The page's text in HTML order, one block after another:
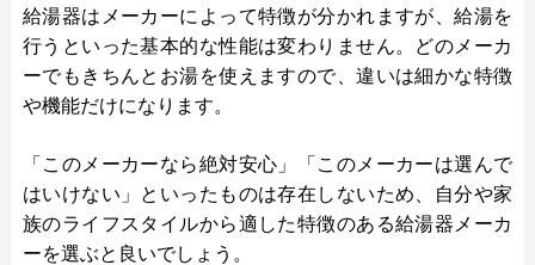
給湯器はメーカーによって特徴が分かれますが、給湯を
行うといった基本的な性能は変わりません。どのメーカ
ーでもきちんとお湯を使えますので、違いは細かな特徴
や機能だけになります。
「このメーカーなら絶対安心」「このメーカーは選んで
はいけない」といったものは存在しないため、自分や家
族のライフスタイルから適した特徴のある給湯器メーカ
ーを選ぶと良いでしょう。